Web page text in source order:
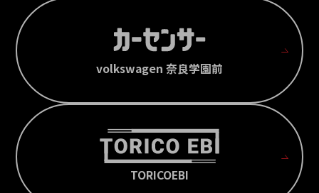
volkswagen 奈良学園前
TORICOEBI